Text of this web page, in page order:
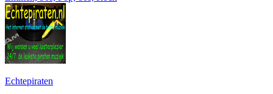
Echtepiraten